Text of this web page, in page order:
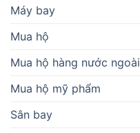
Máy bay
Mua hộ
Mua hộ hàng nước ngoài
Mua hộ mỹ phẩm
Sân bay